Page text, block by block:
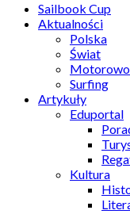
Sailbook Cup
Aktualności
Polska
Świat
Surfing
Artykuły
Eduportal
Kultura